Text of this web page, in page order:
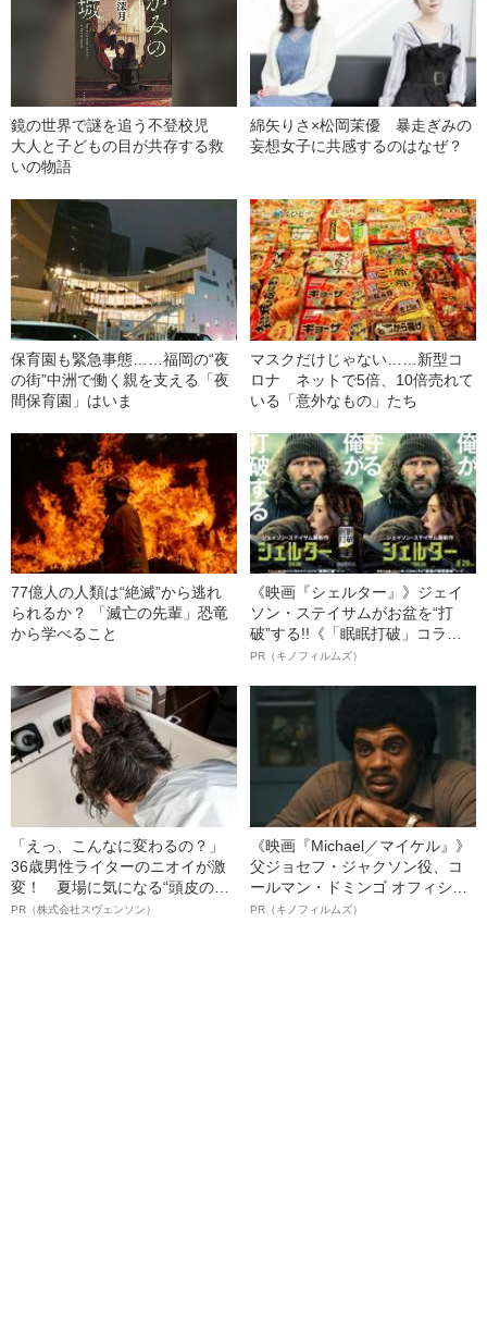
鏡の世界で謎を追う不登校児
大人と子どもの目が共存する救
いの物語
綿矢りさ×松岡茉優 暴走ぎみの
妄想女子に共感するのはなぜ？
保育園も緊急事態……福岡の“夜
の街”中洲で働く親を支える「夜
間保育園」はいま
マスクだけじゃない……新型コ
ロナ ネットで5倍、10倍売れて
いる「意外なもの」たち
77億人の人類は“絶滅”から逃れ
られるか？ 「滅亡の先輩」恐竜
から学べること
《映画『シェルター』》ジェイ
ソン・ステイサムがお盆を“打
破”する!!《「眠眠打破」コラ
ボ》
PR（キノフィルムズ）
「えっ、こんなに変わるの？」
36歳男性ライターのニオイが激
変！ 夏場に気になる“頭皮のニ
オイ”や“ベタつき”を解消す
PR（株式会社スヴェンソン）
《映画『Michael／マイケル』》
父ジョセフ・ジャクソン役、コ
ールマン・ドミンゴ オフィシャ
ルインタビュー“観客を魅了した
PR（キノフィルムズ）